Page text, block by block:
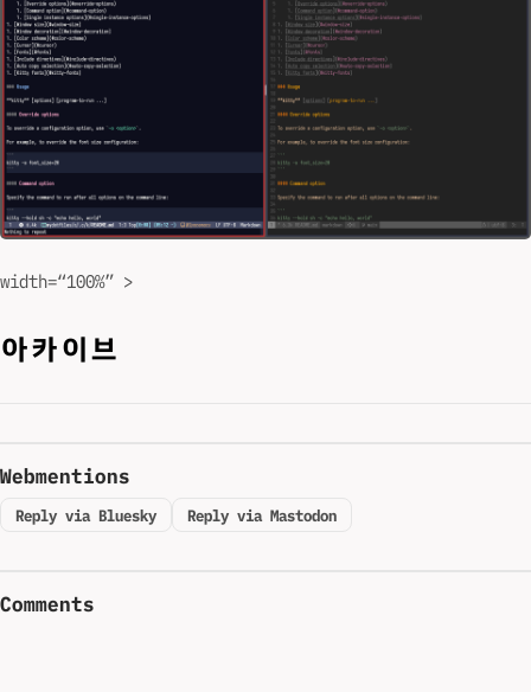
width=“100%” >
아카이브
Webmentions
Reply via Bluesky Reply via Mastodon
Comments